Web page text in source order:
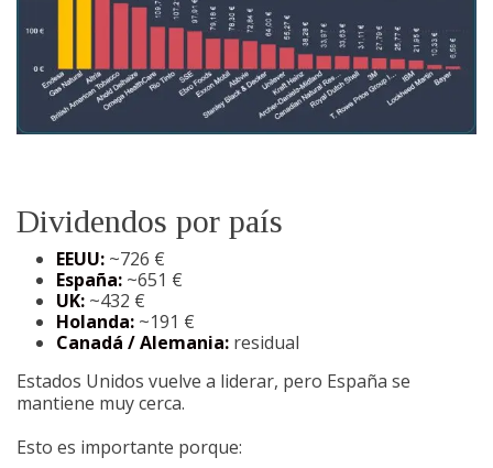
Dividendos por país
EEUU: ~726 €
España: ~651 €
UK: ~432 €
Holanda: ~191 €
Canadá / Alemania: residual
Estados Unidos vuelve a liderar, pero España se
mantiene muy cerca.
Esto es importante porque: